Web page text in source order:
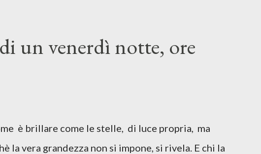
la cosa interessante è che questi libri,
in realtà dialogano tra loro. Perché nel primo
un venerdì notte, ore
è brillare come le stelle, di luce propria, ma
la vera grandezza non si impone, si rivela. E chi la